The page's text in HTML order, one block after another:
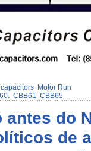
Motor Run
CBB61 CBB65
do
de